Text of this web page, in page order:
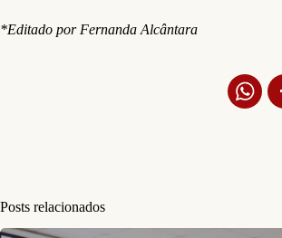
*Editado por Fernanda Alcântara
Posts relacionados